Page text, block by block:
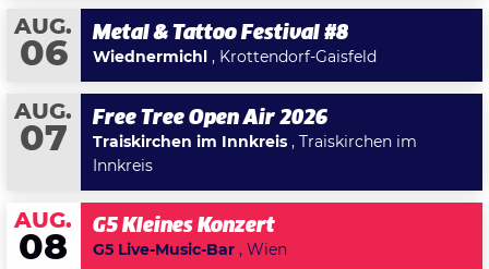
AUG.
06
Metal & Tattoo Festival #8
Wiednermichl , Krottendorf-Gaisfeld
AUG.
07
Free Tree Open Air 2026
Traiskirchen im Innkreis , Traiskirchen im
Innkreis
AUG.
08
G5 Kleines Konzert
G5 Live-Music-Bar , Wien